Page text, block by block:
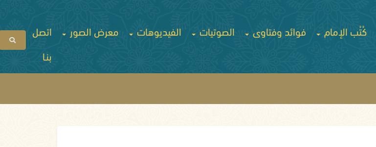
كُتُب الإمام فوائد وفتاوى الصوتيات الفيديوهات معرض الصور
اتصل
بنـا